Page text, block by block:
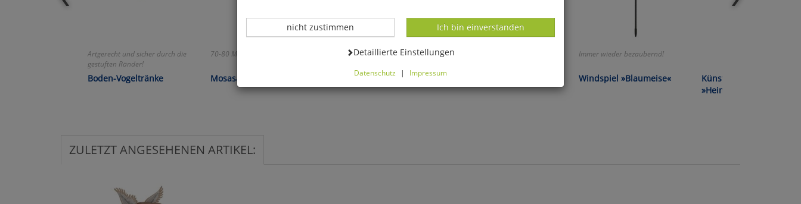
Artgerecht und sicher durch die
gestuften Ränder!
Boden-Vogeltränke
70-80 Millionen Jahre alt!
Mosasaurus-Zahn
Alles perfekt dosiert!
Mini-Messbecher
Immer wieder bezaubernd!
Windspiel »Blaumeise«
Künstlerbecher-Set
»Heimische Eulen«
ZULETZT ANGESEHENEN ARTIKEL:
Datenverarbeitung -
Ich bin einverstanden
Datenverarbeitung -
nicht zustimmen
Datenverarbeitung -
Detaillierte Einstellungen
Datenschutz | Impressum
Cookies ablehnen, wird Ihr Besuch nur mit zwingend notwendigen Cookies
anpassen.